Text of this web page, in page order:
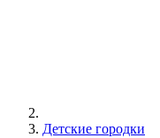
Детские городки